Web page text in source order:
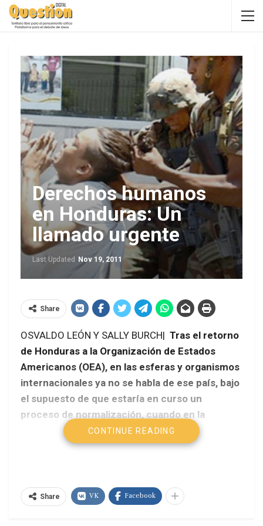
Derechos humanos
en Honduras: Un
llamado urgente
Last Updated Nov 19, 2011
Share
OSVALDO LEÓN Y SALLY BURCH| Tras el retorno
de Honduras a la Organización de Estados
Americanos (OEA), en las esferas y organismos
internacionales ya no se habla de ese país, bajo
el supuesto de que estaría en curso un
proceso de normalización, cuando en la
realidad la situación de violación de los
derechos humanos es incluso más grave que
seguimiento.
CONTINUE READING
Share VK Facebook